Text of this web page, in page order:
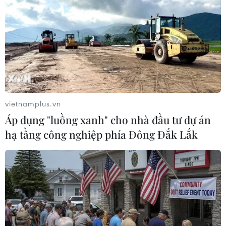
ông này chỉ tập trung vào tiền bạc mà bỏ qua
nguồn tài nguyên quý giá hơn cả là thời gian.
Bố mẹ vợ của anh ta đã làm xong nhiệm vụ của
cuộc đời họ, là kết hôn, có con, chăm con. Đã
đến lúc họ được nghỉ ngơi. Nhưng giờ đây, anh
ta và vợ lại muốn đưa họ trở lại những ngày
tháng bận rộn chăm sóc con cái một lần nữa.
vietnamplus.vn
Áp dụng "luồng xanh" cho nhà đầu tư dự án
hạ tầng công nghiệp phía Đông Đắk Lắk